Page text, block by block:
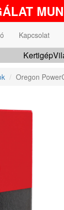
Kapcsolat
Oregon